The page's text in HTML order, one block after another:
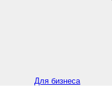
Для бизнеса